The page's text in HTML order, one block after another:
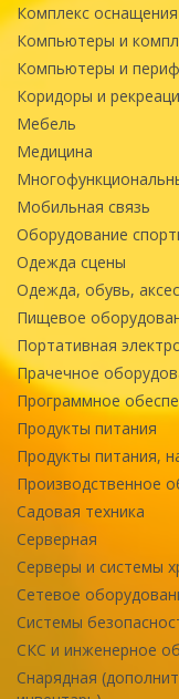
Комплекс
Компьютеры и
Компьютеры и
Коридоры и
Мебель
Медицина
Мобильная связь
Оборудование
Одежда сцены
Одежда, обувь,
Пищевое
Портативная
Прачечное
Программное
Продукты питания
Продукты питания,
Производственное
Садовая техника
Серверная
Серверы и системы
Сетевое
Системы
СКС и инженерное
Снарядная